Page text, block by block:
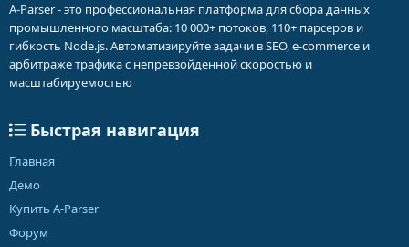
A-Parser - это профессиональная платформа для сбора данных
промышленного масштаба: 10 000+ потоков, 110+ парсеров и
гибкость Node.js. Автоматизируйте задачи в SEO, e-commerce и
арбитраже трафика с непревзойденной скоростью и
масштабируемостью
Быстрая навигация
Главная
Демо
Купить A-Parser
Форум